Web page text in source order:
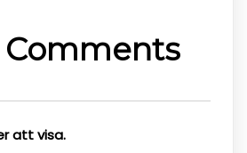
Comments
att visa.